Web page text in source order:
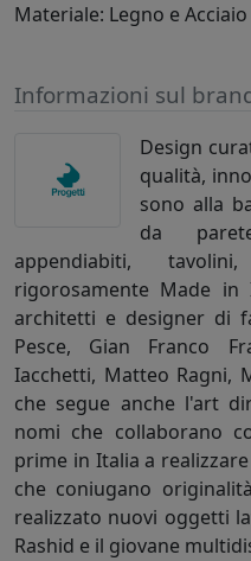
Materiale: Legno e Acciaio
Informazioni sul
Design
qualità,
sono alla
da
appendiabiti,
rigorosamente Made
architetti e designer di
Pesce, Gian Franco
Iacchetti, Matteo Ragni,
che segue anche l'art
nomi che collaborano
prime in Italia a
che coniugano
realizzato nuovi oggetti
Rashid e il giovane